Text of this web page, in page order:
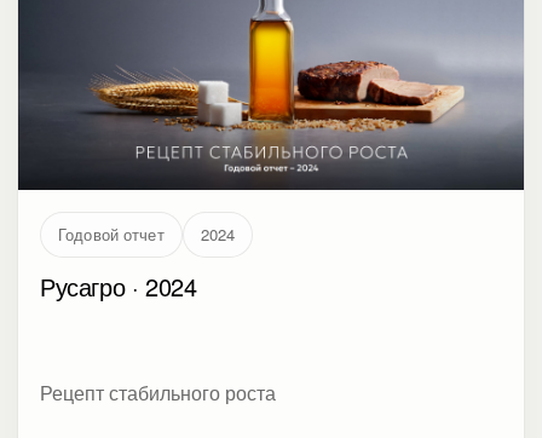
Годовой отчет 2024
Русагро · 2024
Рецепт стабильного роста